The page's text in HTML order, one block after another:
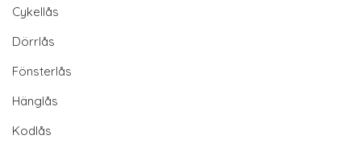
Cykellås
Dörrlås
Fönsterlås
Hänglås
Kodlås